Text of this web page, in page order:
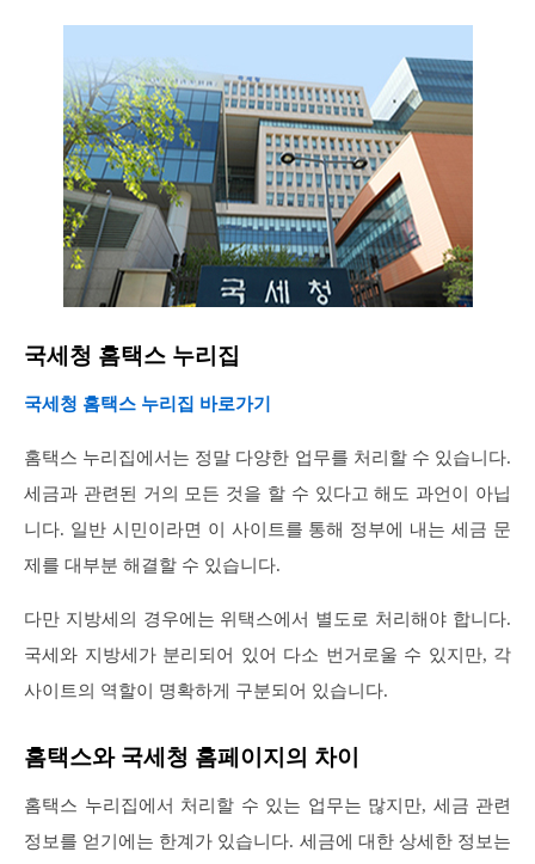
국세청 홈택스 누리집
국세청 홈택스 누리집 바로가기
홈택스 누리집에서는 정말 다양한 업무를 처리할 수 있습니다.
세금과 관련된 거의 모든 것을 할 수 있다고 해도 과언이 아닙
니다. 일반 시민이라면 이 사이트를 통해 정부에 내는 세금 문
제를 대부분 해결할 수 있습니다.
다만 지방세의 경우에는 위택스에서 별도로 처리해야 합니다.
국세와 지방세가 분리되어 있어 다소 번거로울 수 있지만, 각
사이트의 역할이 명확하게 구분되어 있습니다.
홈택스와 국세청 홈페이지의 차이
홈택스 누리집에서 처리할 수 있는 업무는 많지만, 세금 관련
정보를 얻기에는 한계가 있습니다. 세금에 대한 상세한 정보는